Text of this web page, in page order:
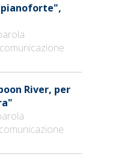
pianoforte",
River, per